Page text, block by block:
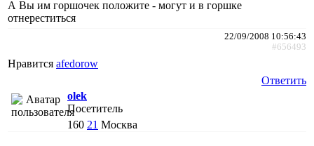
А Вы им горшочек положите - могут и в горшке
отнереститься
22/09/2008 10:56:43
#656493
Нравится afedorow
Ответить
olek
Посетитель
160 21 Москва